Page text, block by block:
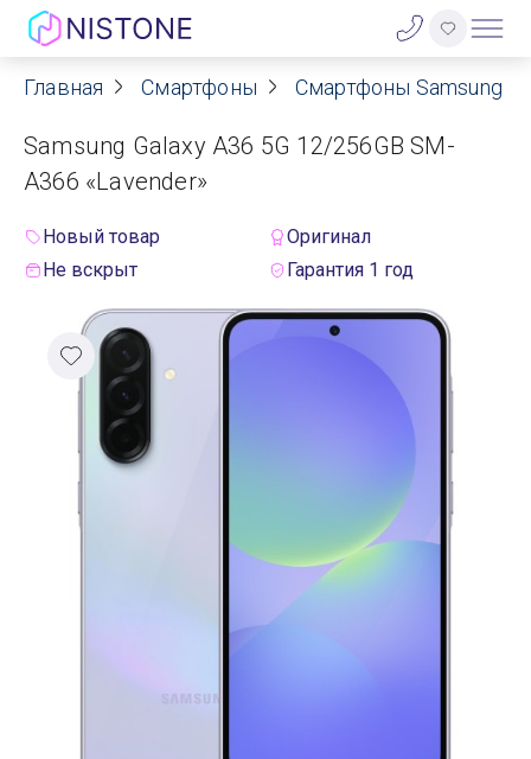
Акции
О нас
Договор оферты
Реквизиты
Контакты
Гарантия
Главная Смартфоны Смартфоны Samsung
Samsung Galaxy A36 5G 12/256GB SM-
A366 «Lavender»
Новый товар
Оригинал
Не вскрыт
Гарантия 1 год